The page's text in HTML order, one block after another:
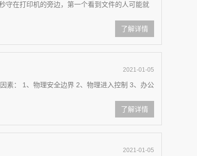
守在打印机的旁边，第一个看到文件的人可能就
了解详情
2021-01-05
素： 1、物理安全边界 2、物理进入控制 3、办公
了解详情
2021-01-05